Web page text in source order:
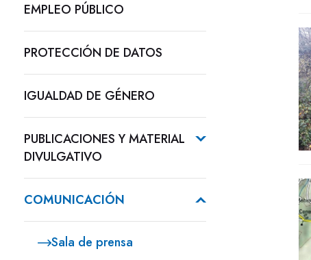
EMPLEO PÚBLICO
PROTECCIÓN DE DATOS
IGUALDAD DE GÉNERO
PUBLICACIONES Y MATERIAL
DIVULGATIVO
COMUNICACIÓN
Sala de prensa